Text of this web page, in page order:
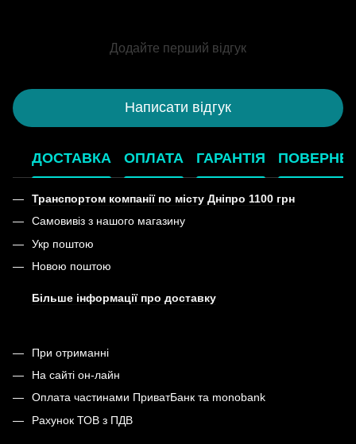
Додайте перший відгук
Написати відгук
ДОСТАВКА ОПЛАТА ГАРАНТІЯ
Транспортом компанії по місту Дніпро 1100 грн
Самовивіз з нашого магазину
Укр поштою
Новою поштою
Більше інформації про доставку
При отриманні
На сайті он-лайн
Оплата частинами ПриватБанк та monobank
Рахунок ТОВ з ПДВ